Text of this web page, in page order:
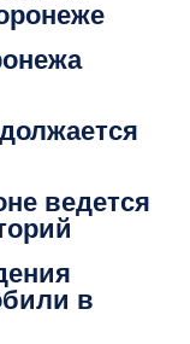
ведется
в